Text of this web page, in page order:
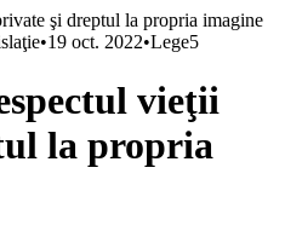
•19 oct. 2022•Lege5
vieţii
la propria